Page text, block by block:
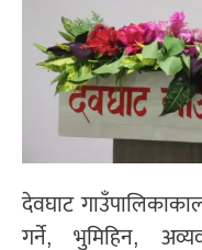
देवघाट
गर्ने, भुमिहिन,